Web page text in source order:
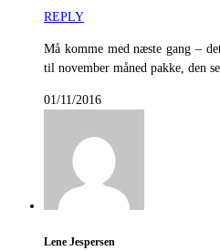
REPLY
Må komme med næste gang –
til november måned pakke, den
01/11/2016
Lene Jespersen